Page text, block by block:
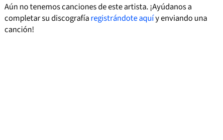
Aún no tenemos canciones de este artista. ¡Ayúdanos a
completar su discografíaregistrándote aquíy enviando una
canción!